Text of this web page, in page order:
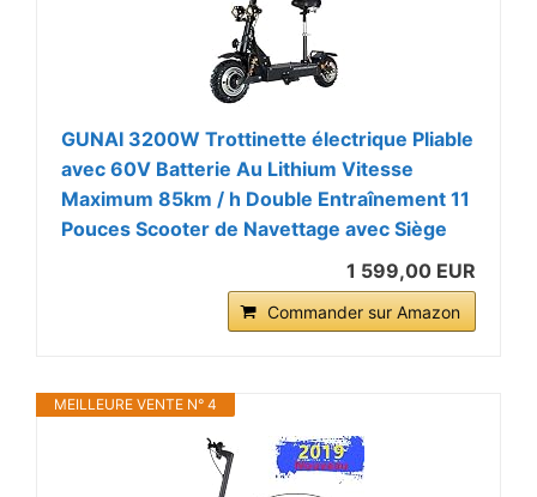
GUNAI 3200W Trottinette électrique Pliable
avec 60V Batterie Au Lithium Vitesse
Maximum 85km / h Double Entraînement 11
Pouces Scooter de Navettage avec Siège
1 599,00 EUR
Commander sur Amazon
MEILLEURE VENTE N° 4